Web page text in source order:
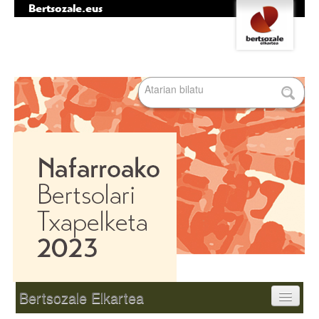
Bertsozale.eus
|
Salto
egin
nabigazioara
Bilatu atarian
aurreratua…
Bertsozale Elkartea